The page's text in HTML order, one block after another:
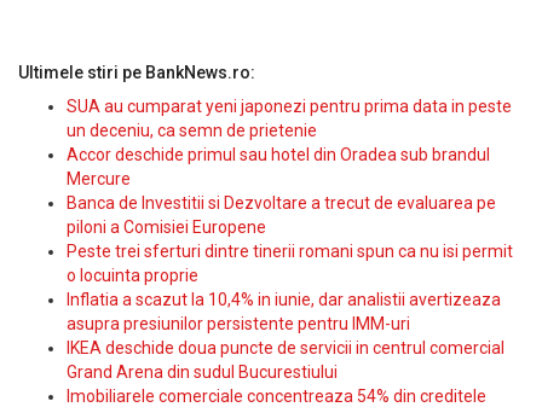
Ultimele stiri pe BankNews.ro:
SUA au cumparat yeni japonezi pentru prima data in peste
un deceniu, ca semn de prietenie
Accor deschide primul sau hotel din Oradea sub brandul
Mercure
Banca de Investitii si Dezvoltare a trecut de evaluarea pe
piloni a Comisiei Europene
Peste trei sferturi dintre tinerii romani spun ca nu isi permit
o locuinta proprie
Inflatia a scazut la 10,4% in iunie, dar analistii avertizeaza
asupra presiunilor persistente pentru IMM-uri
IKEA deschide doua puncte de servicii in centrul comercial
Grand Arena din sudul Bucurestiului
Imobiliarele comerciale concentreaza 54% din creditele